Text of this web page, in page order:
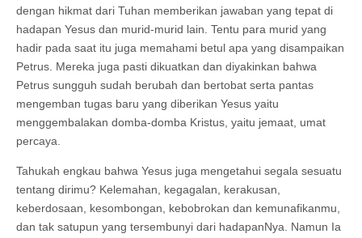
dengan hikmat dari Tuhan memberikan jawaban yang tepat di
hadapan Yesus dan murid-murid lain. Tentu para murid yang
hadir pada saat itu juga memahami betul apa yang disampaikan
Petrus. Mereka juga pasti dikuatkan dan diyakinkan bahwa
Petrus sungguh sudah berubah dan bertobat serta pantas
mengemban tugas baru yang diberikan Yesus yaitu
menggembalakan domba-domba Kristus, yaitu jemaat, umat
percaya.
Tahukah engkau bahwa Yesus juga mengetahui segala sesuatu
tentang dirimu? Kelemahan, kegagalan, kerakusan,
keberdosaan, kesombongan, kebobrokan dan kemunafikanmu,
dan tak satupun yang tersembunyi dari hadapanNya. Namun Ia